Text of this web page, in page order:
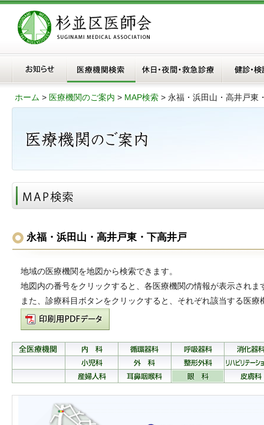
ホーム > 医療機関のご案内 > MAP検索 > 永福・浜田山・高井戸東
永福・浜田山・高井戸東・下高井戸
地域の医療機関を地図から検索できます。
地図内の番号をクリックすると、各医療機関の情報が表示されま
また、診療科目ボタンをクリックすると、それぞれ該当する医